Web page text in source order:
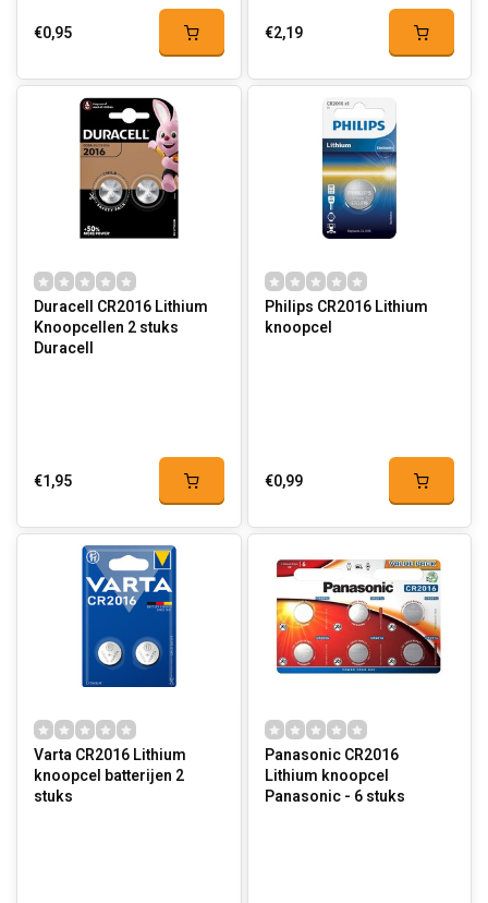
€0,95 €2,19
Duracell CR2016 Lithium
Knoopcellen 2 stuks
Duracell
€1,95
Philips CR2016 Lithium
knoopcel
€0,99
Varta CR2016 Lithium
knoopcel batterijen 2
stuks
Panasonic CR2016
Lithium knoopcel
Panasonic - 6 stuks